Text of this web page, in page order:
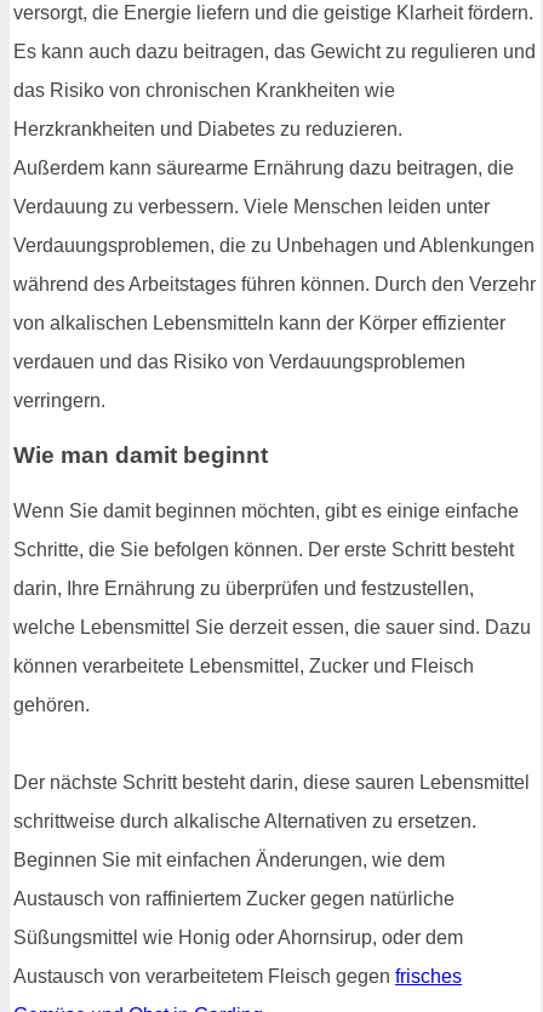
versorgt, die Energie liefern und die geistige Klarheit fördern.
Es kann auch dazu beitragen, das Gewicht zu regulieren und
das Risiko von chronischen Krankheiten wie
Herzkrankheiten und Diabetes zu reduzieren.
Außerdem kann säurearme Ernährung dazu beitragen, die
Verdauung zu verbessern. Viele Menschen leiden unter
Verdauungsproblemen, die zu Unbehagen und Ablenkungen
während des Arbeitstages führen können. Durch den Verzehr
von alkalischen Lebensmitteln kann der Körper effizienter
verdauen und das Risiko von Verdauungsproblemen
verringern.
Wie man damit beginnt
Wenn Sie damit beginnen möchten, gibt es einige einfache
Schritte, die Sie befolgen können. Der erste Schritt besteht
darin, Ihre Ernährung zu überprüfen und festzustellen,
welche Lebensmittel Sie derzeit essen, die sauer sind. Dazu
können verarbeitete Lebensmittel, Zucker und Fleisch
gehören.
Der nächste Schritt besteht darin, diese sauren Lebensmittel
schrittweise durch alkalische Alternativen zu ersetzen.
Beginnen Sie mit einfachen Änderungen, wie dem
Austausch von raffiniertem Zucker gegen natürliche
Süßungsmittel wie Honig oder Ahornsirup, oder dem
Austausch von verarbeitetem Fleisch gegen frisches